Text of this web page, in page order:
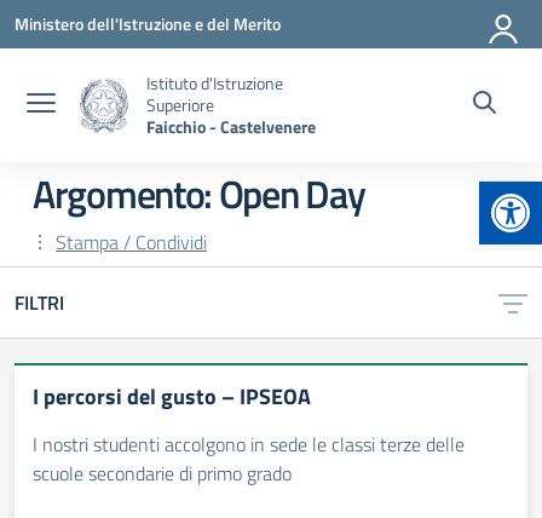
Vai ai contenuti
Vai al menu di navigazione
Vai al footer
Ministero dell'Istruzione e del Merito
Istituto d'Istruzione
Superiore
Faicchio - Castelvenere
Argomento: Open Day
Stampa / Condividi
FILTRI
I percorsi del gusto – IPSEOA
I nostri studenti accolgono in sede le classi terze delle
scuole secondarie di primo grado